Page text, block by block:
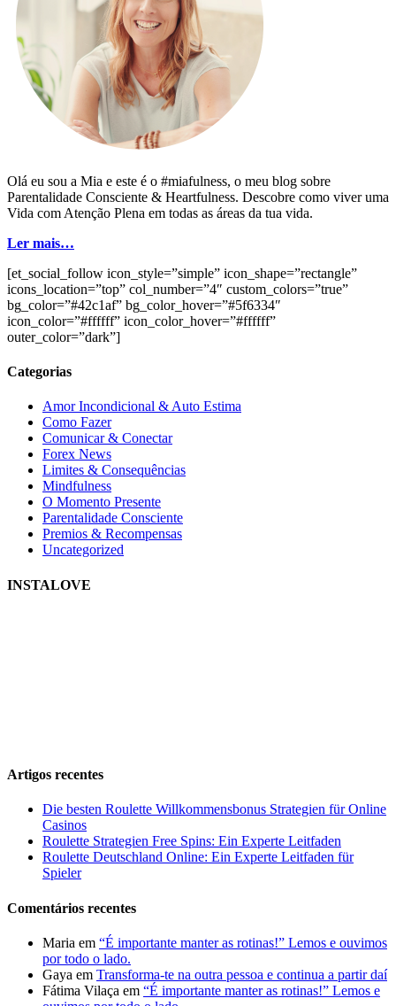
Olá eu sou a Mia e este é o #miafulness, o meu blog sobre
Parentalidade Consciente & Heartfulness. Descobre como viver uma
Vida com Atenção Plena em todas as áreas da tua vida.
Ler mais…
[et_social_follow icon_style=”simple” icon_shape=”rectangle”
icons_location=”top” col_number=”4″ custom_colors=”true”
bg_color=”#42c1af” bg_color_hover=”#5f6334″
icon_color=”#ffffff” icon_color_hover=”#ffffff”
outer_color=”dark”]
Categorias
Amor Incondicional & Auto Estima
Como Fazer
Comunicar & Conectar
Forex News
Limites & Consequências
Mindfulness
O Momento Presente
Parentalidade Consciente
Premios & Recompensas
Uncategorized
INSTALOVE
Artigos recentes
Die besten Roulette Willkommensbonus Strategien für Online
Casinos
Roulette Strategien Free Spins: Ein Experte Leitfaden
Roulette Deutschland Online: Ein Experte Leitfaden für
Spieler
Comentários recentes
Maria em “É importante manter as rotinas!” Lemos e ouvimos
por todo o lado.
Gaya em Transforma-te na outra pessoa e continua a partir daí
Fátima Vilaça em “É importante manter as rotinas!” Lemos e